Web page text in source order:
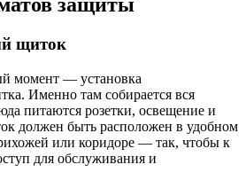
щиток
момент — установка
Именно там собирается вся
питаются розетки, освещение и
должен быть расположен в удобном
или коридоре — так, чтобы к
для обслуживания и